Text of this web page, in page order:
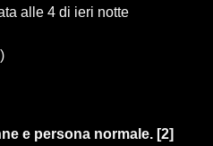
alle 4 di ieri notte
e persona normale. [2]